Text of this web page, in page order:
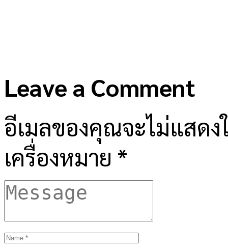
Leave a Comment
อีเมลของคุณจะไม่แสด
เครื่องหมาย *